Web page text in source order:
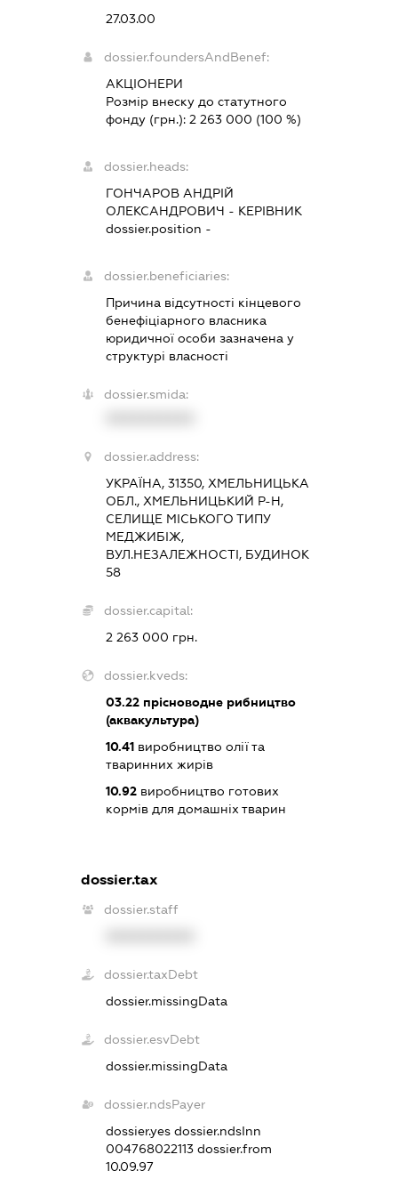
27.03.00
dossier.foundersAndBenef:
АКЦІОНЕРИ
Розмір внеску до статутного
фонду (грн.): 2 263 000 (100 %)
dossier.heads:
ГОНЧАРОВ АНДРІЙ
ОЛЕКСАНДРОВИЧ - КЕРІВНИК
dossier.position -
dossier.beneficiaries:
Причина відсутності кінцевого
бенефіціарного власника
юридичної особи зазначена у
структурі власності
dossier.smida:
dossier.address:
УКРАЇНА, 31350, ХМЕЛЬНИЦЬКА
ОБЛ., ХМЕЛЬНИЦЬКИЙ Р-Н,
СЕЛИЩЕ МІСЬКОГО ТИПУ
МЕДЖИБІЖ,
ВУЛ.НЕЗАЛЕЖНОСТІ, БУДИНОК
58
dossier.capital:
2 263 000 грн.
dossier.kveds:
03.22прісноводне рибництво
(аквакультура)
10.41виробництво олії та
тваринних жирів
10.92виробництво готових
кормів для домашніх тварин
dossier.tax
dossier.staff
dossier.taxDebt
dossier.missingData
dossier.esvDebt
dossier.missingData
dossier.ndsPayer
dossier.yes dossier.ndsInn
004768022113 dossier.from
10.09.97